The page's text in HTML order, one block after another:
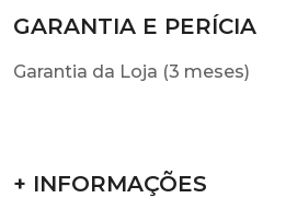
GARANTIA E PERÍCIA
Garantia da Loja (3 meses)
+ INFORMAÇÕES